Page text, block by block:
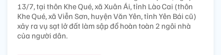
13/7, tại thôn Khe Qué, xã Xuân Ái, tỉnh Lào Cai (thôn
Khe Qué, xã Viễn Sơn, huyện Văn Yên, tỉnh Yên Bái cũ)
xảy ra vụ sạt lở đất làm sập đổ hoàn toàn 2 ngôi nhà
của người dân.